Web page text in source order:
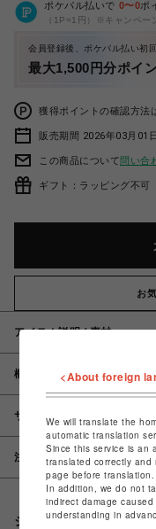
ポケパル払いで 0〜0ポ
（1P=1円）※キャンペー
会員登録後、ポケパル払い初
最大1,500円分ポイ
獲得ポイントの確認方法
販売期間 2026年03月01
この商品について問い合
ギフト：ラッピング不可
お
アイテム説明 / 素材
概要
サイズ
注意事項
シェアする
<About foreign
We will translate the
automatic translation
Since this service is an
translated correctly
page before translation.
In addition, we do not
indirect damage
understanding in